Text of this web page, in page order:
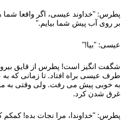
پطرس: "خداوند عیسی، اگر واقعا شما
بر روی آب پیش شما بیایم."
عیسی: "بیا!"
شگفت انگیز است! پطرس از قایق
طرف عیسی براه افتاد. تا زمانی که
به خوبی پیش می رفت. ولی وقتی به
غرق شدن کرد.
پطرس: "خداوندا، مرا نجات بده! کمکم